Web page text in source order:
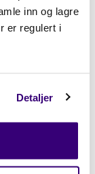
inn og lagre
er regulert i
Detaljer